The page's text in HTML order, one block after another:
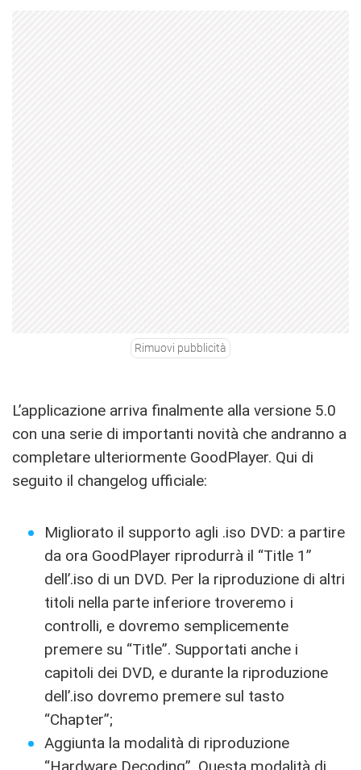
Rimuovi pubblicità
L’applicazione arriva finalmente alla versione 5.0
con una serie di importanti novità che andranno a
completare ulteriormente GoodPlayer. Qui di
seguito il changelog ufficiale:
Migliorato il supporto agli .iso DVD: a partire
da ora GoodPlayer riprodurrà il “Title 1”
dell’.iso di un DVD. Per la riproduzione di altri
titoli nella parte inferiore troveremo i
controlli, e dovremo semplicemente
premere su “Title”. Supportati anche i
capitoli dei DVD, e durante la riproduzione
dell’.iso dovremo premere sul tasto
“Chapter”;
Aggiunta la modalità di riproduzione
“Hardware Decoding”. Questa modalità di